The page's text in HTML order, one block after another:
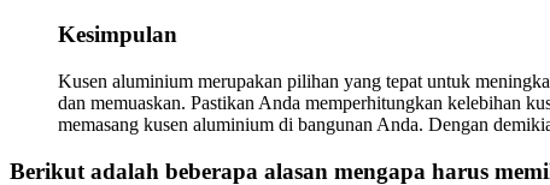
Kesimpulan
Kusen aluminium merupakan pilihan yang tepat untuk
dan memuaskan. Pastikan Anda memperhitungkan kelebihan
memasang kusen aluminium di bangunan Anda. Dengan
Berikut adalah beberapa alasan mengapa harus